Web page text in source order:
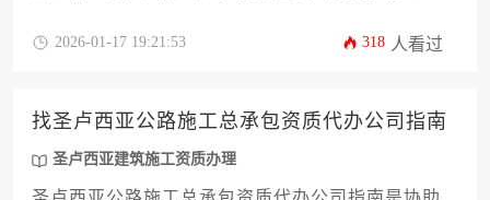
门协助企业完成此项复杂申请流程的专业服务组
2026-01-17 19:21:53 318 人看过
找圣卢西亚公路施工总承包资质代办公司指南
圣卢西亚建筑施工资质办理